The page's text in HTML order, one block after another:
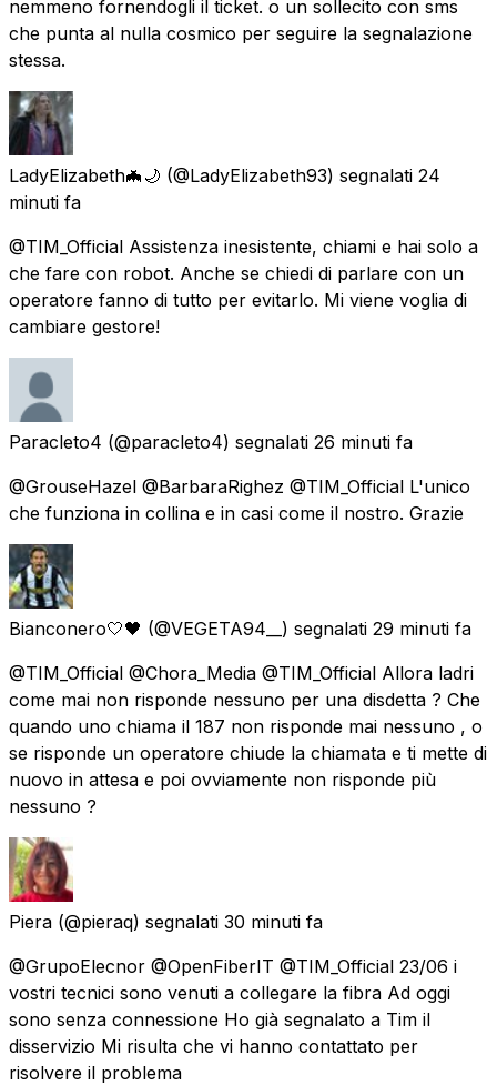
nemmeno fornendogli il ticket. o un sollecito con sms
che punta al nulla cosmico per seguire la segnalazione
stessa.
LadyElizabeth🦇🌙 (@LadyElizabeth93) segnalati 24
minuti fa
@TIM_Official Assistenza inesistente, chiami e hai solo a
che fare con robot. Anche se chiedi di parlare con un
operatore fanno di tutto per evitarlo. Mi viene voglia di
cambiare gestore!
Paracleto4 (@paracleto4) segnalati 26 minuti fa
@GrouseHazel @BarbaraRighez @TIM_Official L'unico
che funziona in collina e in casi come il nostro. Grazie
Bianconero🤍🖤 (@VEGETA94__) segnalati 29 minuti fa
@TIM_Official @Chora_Media @TIM_Official Allora ladri
come mai non risponde nessuno per una disdetta ? Che
quando uno chiama il 187 non risponde mai nessuno , o
se risponde un operatore chiude la chiamata e ti mette di
nuovo in attesa e poi ovviamente non risponde più
nessuno ?
Piera (@pieraq) segnalati 30 minuti fa
@GrupoElecnor @OpenFiberIT @TIM_Official 23/06 i
vostri tecnici sono venuti a collegare la fibra Ad oggi
sono senza connessione Ho già segnalato a Tim il
disservizio Mi risulta che vi hanno contattato per
risolvere il problema